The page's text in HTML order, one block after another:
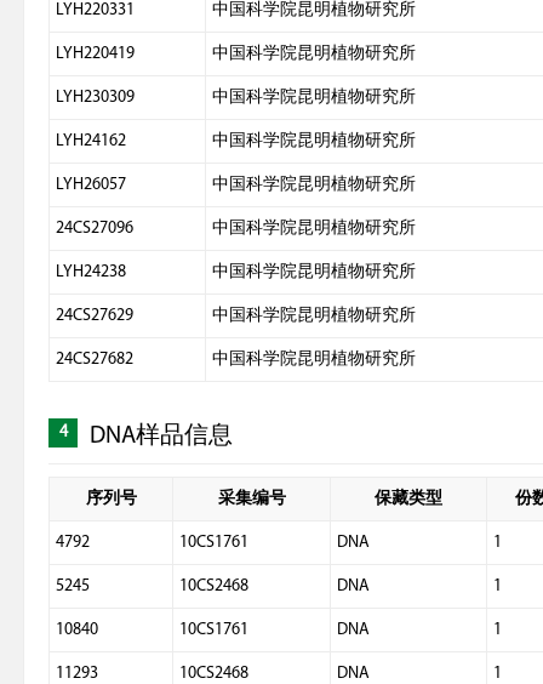
LYH220331 中国科学院昆明植物研究所
LYH220419 中国科学院昆明植物研究所
LYH230309 中国科学院昆明植物研究所
LYH24162 中国科学院昆明植物研究所
LYH26057 中国科学院昆明植物研究所
24CS27096 中国科学院昆明植物研究所
LYH24238 中国科学院昆明植物研究所
24CS27629 中国科学院昆明植物研究所
24CS27682 中国科学院昆明植物研究所
4 DNA样品信息
序列号 采集编号 保藏类型 份
4792 10CS1761 DNA 1
5245 10CS2468 DNA 1
10840 10CS1761 DNA 1
11293 10CS2468 DNA 1